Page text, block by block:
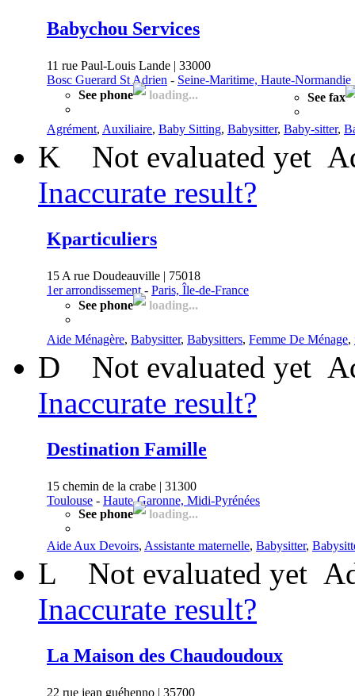
Babychou Services
11 rue Paul-Louis Lande | 33000
Bosc Guerard St Adrien - Seine-Maritime, Haute-Normandie
See phone
loading... See fax
Agrément, Auxiliaire, Baby Sitting, Babysitter, Baby-sitter,
K Not evaluated yet
Inaccurate result?
Kparticuliers
15 A rue Doudeauville | 75018
1er arrondissement- Paris, Île-de-France
See phone
loading...
Aide Ménagère, Babysitter, Babysitters, Femme De Ménage,
D Not evaluated yet
Inaccurate result?
Destination Famille
15 chemin de la crabe | 31300
Toulouse - Haute-Garonne, Midi-Pyrénées
See phone
loading...
Aide Aux Devoirs, Assistante maternelle, Babysitter,
L Not evaluated yet
Inaccurate result?
La Maison des Chaudoudoux
22 rue jean guéhenno | 35700